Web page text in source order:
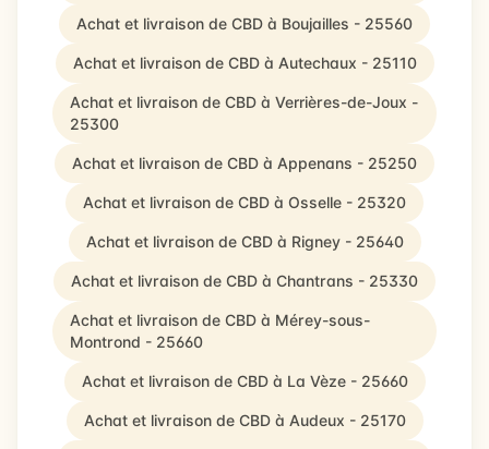
Achat et livraison de CBD à Boujailles - 25560
Achat et livraison de CBD à Autechaux - 25110
Achat et livraison de CBD à Verrières-de-Joux -
25300
Achat et livraison de CBD à Appenans - 25250
Achat et livraison de CBD à Osselle - 25320
Achat et livraison de CBD à Rigney - 25640
Achat et livraison de CBD à Chantrans - 25330
Achat et livraison de CBD à Mérey-sous-
Montrond - 25660
Achat et livraison de CBD à La Vèze - 25660
Achat et livraison de CBD à Audeux - 25170